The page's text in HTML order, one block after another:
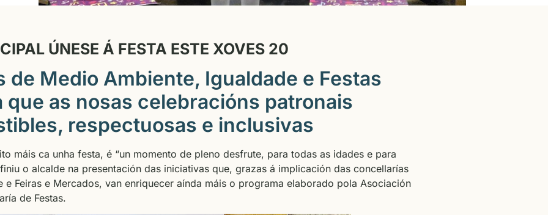
ÚNESE Á FESTA ESTE XOVES 20
de Medio Ambiente, Igualdade e Festas
que as nosas celebracións patronais
respectuosas e inclusivas
máis ca unha festa, é “un momento de pleno desfrute, para todas as idades e para
o alcalde na presentación das iniciativas que, grazas á implicación das concellarías
e Feiras e Mercados, van enriquecer aínda máis o programa elaborado pola Asociación
de Festas.